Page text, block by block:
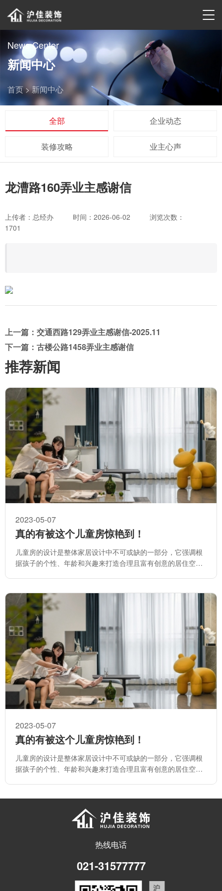
News Center
新闻中心
首页 >新闻中心
全部 企业动态
装修攻略 业主心声
龙漕路160弄业主感谢信
上传者：总经办 时间：2026-06-02
浏览次数：
1701
上一篇：交通西路129弄业主感谢信-2025.11
下一篇：古楼公路1458弄业主感谢信
推荐新闻
2023-05-07
真的有被这个儿童房惊艳到！
儿童房的设计是整体家居设计中不可或缺的一部分，它强调根
据孩子的个性、年龄和兴趣来打造合理且富有创意的居住空
2023-05-07
真的有被这个儿童房惊艳到！
儿童房的设计是整体家居设计中不可或缺的一部分，它强调根
据孩子的个性、年龄和兴趣来打造合理且富有创意的居住空
热线电话
021-31577777